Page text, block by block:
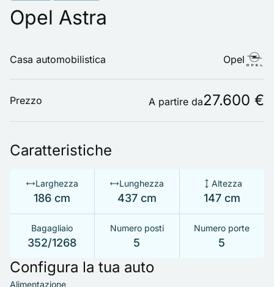
Opel Astra
Casa automobilistica Opel
Prezzo A partire da27.600 €
Caratteristiche
Larghezza
186 cm
Lunghezza
437 cm
Altezza
147 cm
Bagagliaio
352/1268
Numero posti
5
Numero porte
5
Configura la tua auto
Alimentazione